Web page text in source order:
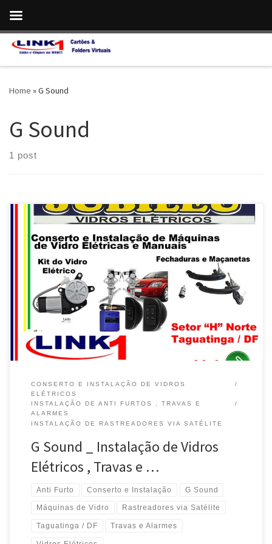
Skip to content
Home »G Sound
G Sound
1 post
Na Jubileu Vidros , conserto e instalação de Máquinas de Vidro -
Taguatinga / DF Conserto e instalação do Kit de Vidro Elétrico
Automotivo -Taguatinga / DF Conserto e instalação de Travas e
Alarmes p/ Auto -Taguatinga / DF Instalação de Rastreador via
Satélite, na Jubileu Vidros -Taguatinga / DF Alarme […]
CONSERTO E INSTALAÇÃO DE VIDROS
ELÉTRICOS
INSTALAÇÃO DE ANTI FURTOS , TRAVAS E
ALARMES
INSTALAÇÃO DE RASTREADORES VIA SATÉLITE
G Sound _ Instalação de Vidros
Elétricos , Travas e …
Anti Furto Conserto e Instalação G Sound
Máquinas de Vidro Rastreadores via Satélite
Taguatinga / DF Travas e Alarmes